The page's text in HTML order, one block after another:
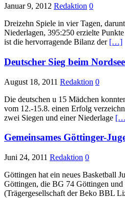
Januar 9, 2012 Redaktion 0
Dreizehn Spiele in vier Tagen,
Niederlagen, 395:250 erzielte
ist die hervorragende Bilanz der […]
Deutscher Sieg beim
August 18, 2011 Redaktion 0
Die deutschen u 15 Mädchen
vom 12.-15.8. einen Erfolg
zwei Siegen und einer Niederlage
Gemeinsames Göttinger-
Juni 24, 2011 Redaktion 0
Göttingen hat ein neues Basketball
Göttingen, die BG 74 Göttingen
(Trägergesellschaft der Beko BBL